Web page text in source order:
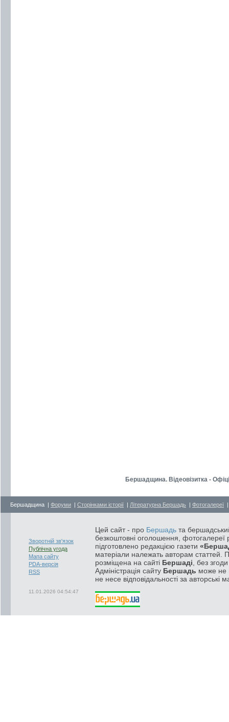
Бершадщина. Відеовізитка -
Бершадщина | Форуми | Сторінками історії | Літературна Бершадь | Фотогалереї
Зворотній зв'язок
Публічна угода
Мапа сайту
PDA-версія
RSS
11.01.2026 04:54:47
Цей сайт - про Бершадь та
безкоштовні оголошення, фотогалереї
підготовлено редакцією газети
матеріали належать авторам статтей.
розміщена на сайті Бершаді , без
Адміністрація сайту Бершадь може не
не несе відповідальності за авторські